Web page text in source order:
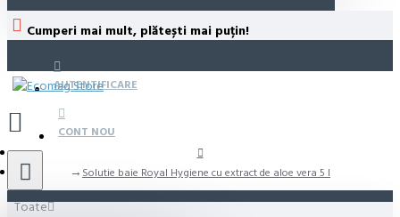
Cumperi mai mult, plătești mai puțin!
AUTENTIFICARE
CONT NOU
Toate
Solutie baie Royal Hygiene cu extract de aloe vera 5 l